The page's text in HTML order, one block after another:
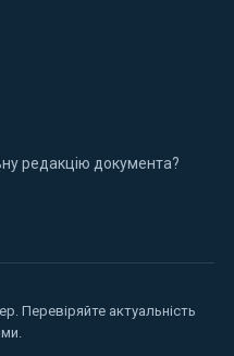
редакцію документа?
Перевіряйте актуальність